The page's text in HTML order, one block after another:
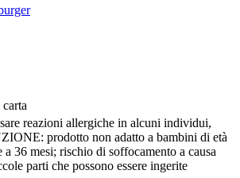
reazioni allergiche in alcuni individui,
prodotto non adatto a bambini di età
a 36 mesi; rischio di soffocamento a causa
parti che possono essere ingerite